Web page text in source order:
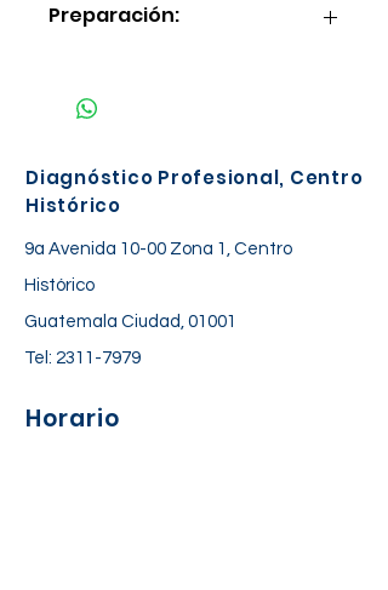
Preparación:
Diagnóstico Profesional, Centro
Histórico
9a Avenida 10-00 Zona 1, Centro
Histórico
Guatemala Ciudad, 01001
Tel: 2311-7979
Horario